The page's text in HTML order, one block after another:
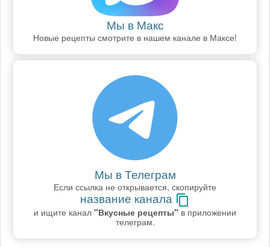
Мы в Макс
Новые рецепты смотрите в нашем канале в Максе!
Мы в Телеграм
Если ссылка не открывается, скопируйте
название канала
и ищите канал "Вкусные рецепты" в приложении
телеграм.